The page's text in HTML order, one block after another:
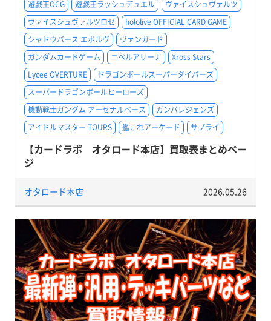
遊戯王OCG
遊戯王ラッシュデュエル
ヴァイスシュヴァルツ
ヴァイスシュヴァルツロゼ
hololive OFFICIAL CARD GAME
シャドウバース エボルヴ
ヴァンガード
ガンダムカードゲーム
ニベルアリーナ
Xross Stars
Lycee OVERTURE
ドラゴンボールスーパーダイバーズ
スーパードラゴンボールヒーローズ
機動戦士ガンダム アーセナルベース
ガンバレジェンズ
アイドルマスター TOURS
艦これアーケード サプライ
【カードラボ オタロード本店】買取表まとめペー
ジ
オタロード本店 2026.05.26